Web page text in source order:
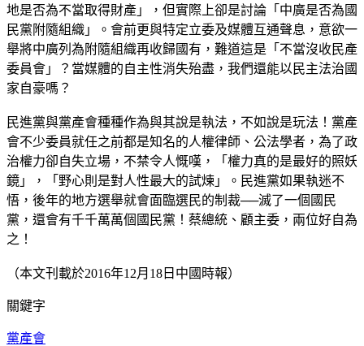
地是否為不當取得財產」，但實際上卻是討論「中廣是否為國
民黨附隨組織」。會前更與特定立委及媒體互通聲息，意欲一
舉將中廣列為附隨組織再收歸國有，難道這是「不當沒收民產
委員會」？當媒體的自主性消失殆盡，我們還能以民主法治國
家自豪嗎？
民進黨與黨產會種種作為與其說是執法，不如說是玩法！黨產
會不少委員就任之前都是知名的人權律師、公法學者，為了政
治權力卻自失立場，不禁令人慨嘆，「權力真的是最好的照妖
鏡」，「野心則是對人性最大的試煉」。民進黨如果執迷不
悟，後年的地方選舉就會面臨選民的制裁──滅了一個國民
黨，還會有千千萬萬個國民黨！蔡總統、顧主委，兩位好自為
之！
（本文刊載於2016年12月18日中國時報）
關鍵字
黨產會